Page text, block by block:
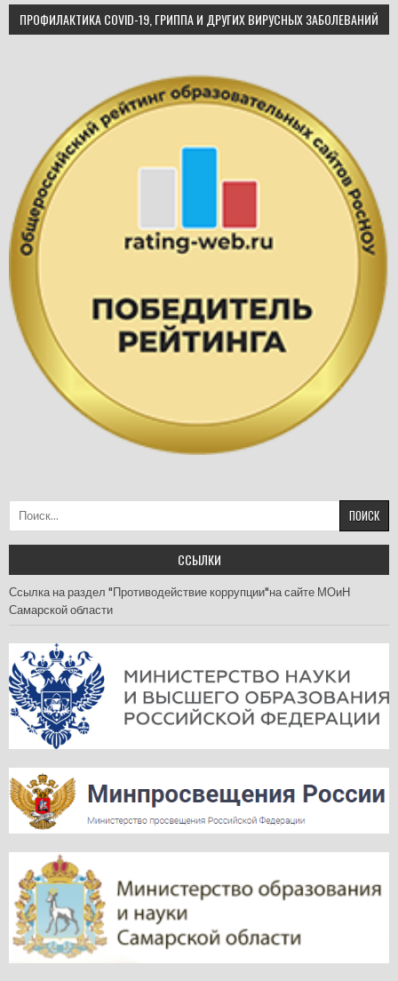
ПРОФИЛАКТИКА COVID-19, ГРИППА И ДРУГИХ ВИРУСНЫХ ЗАБОЛЕВАНИЙ
ССЫЛКИ
Ссылка на раздел "Противодействие коррупции"на сайте МОиН
Самарской области